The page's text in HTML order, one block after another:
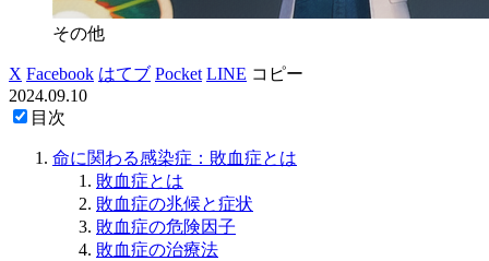
その他
X Facebook はてブ Pocket LINE コピー
2024.09.10
目次
命に関わる感染症：敗血症とは
敗血症とは
敗血症の兆候と症状
敗血症の危険因子
敗血症の治療法